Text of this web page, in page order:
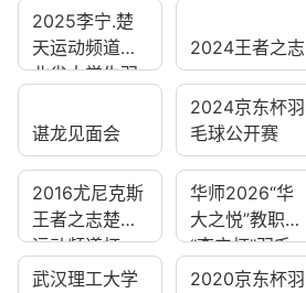
2025李宁.楚
天运动频道湖
北省大学生羽
2024王者之志
谌龙见面会
2024京东杯羽
毛球公开赛
2016尤尼克斯
王者之志楚天
运动频道杯
华师2026“华
大之悦”教职工
“李宁杯”羽毛
球混...
武汉理工大学
2020京东杯羽